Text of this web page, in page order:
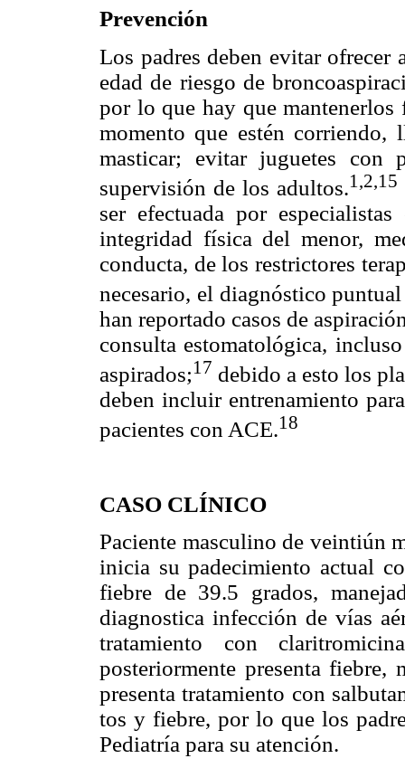
Prevención
Los padres deben evitar ofrecer
edad de riesgo de
por lo que hay que mantenerlos
momento que estén corriendo,
masticar; evitar juguetes con
supervisión de los adultos.1,2,15
ser efectuada por
integridad física del menor,
conducta, de los restrictores
necesario, el diagnóstico
han reportado casos de
consulta estomatológica,
aspirados;17 debido a esto los
deben incluir entrenamiento
pacientes con ACE.18
CASO CLÍNICO
Paciente masculino de veintiún
inicia su padecimiento actual
fiebre de 39.5 grados,
diagnostica infección de vías
tratamiento con
posteriormente presenta fiebre,
presenta tratamiento con
tos y fiebre, por lo que los
Pediatría para su atención.